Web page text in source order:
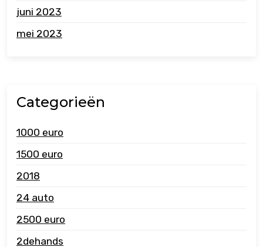
juni 2023
mei 2023
Categorieën
1000 euro
1500 euro
2018
24 auto
2500 euro
2dehands